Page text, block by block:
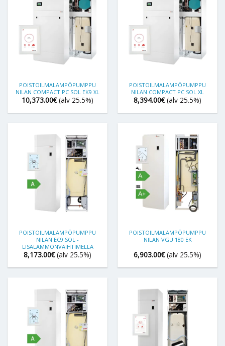
POISTOILMALÄMPÖPUMPPU
NILAN COMPACT PC SOL EK9 XL
10,373.00€ (alv 25.5%)
POISTOILMALÄMPÖPUMPPU
NILAN COMPACT PC SOL XL
8,394.00€ (alv 25.5%)
POISTOILMALÄMPÖPUMPPU
NILAN EC9 SOL -
LISÄLÄMMÖNVAIHTIMELLA
8,173.00€ (alv 25.5%)
POISTOILMALÄMPÖPUMPPU
NILAN VGU 180 EK
6,903.00€ (alv 25.5%)